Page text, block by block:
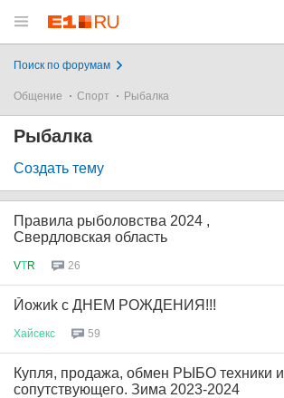
Поиск по форумам
Общение Спорт Рыбалка
Рыбалка
Создать тему
Правила рыболовства 2024 ,
Свердловская область
VТR 26
Йoжиk с ДНЕМ РОЖДЕНИЯ!!!
Хайсекс 59
Купля, продажа, обмен РЫБО техники и
сопутствующего. Зима 2023-2024